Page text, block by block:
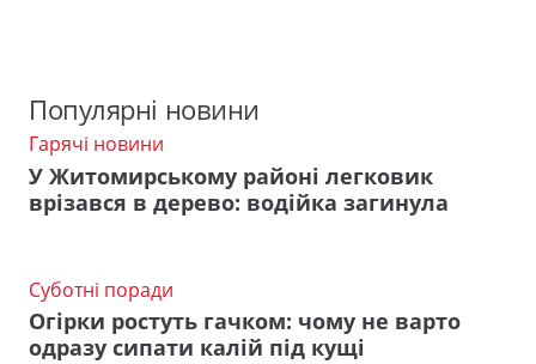
Популярні новини
Гарячі новини
У Житомирському районі легковик
врізався в дерево: водійка загинула
Суботні поради
Огірки ростуть гачком: чому не варто
одразу сипати калій під кущі